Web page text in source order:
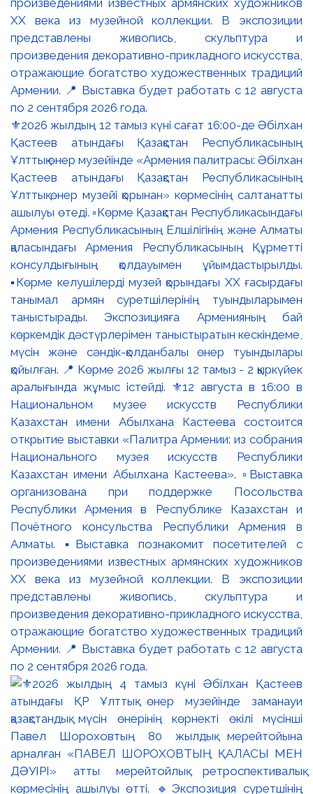
⚜️2026 жылдың 12 тамыз күні сағат 16:00-де Әбілхан
Қастеев атындағы Қазақстан Республикасының
Ұлттық өнер музейінде «Армения палитрасы: Әбілхан
Қастеев атындағы Қазақстан Республикасының
Ұлттық өнер музейі қорынан» көрмесінің салтанатты
ашылуы өтеді. ▫️Көрме Қазақстан Республикасындағы
Армения Республикасының Елшілігінің және Алматы
қаласындағы Армения Республикасының Құрметті
консулдығының қолдауымен ұйымдастырылды.
▪️Көрме келушілерді музей қорындағы ХХ ғасырдағы
танымал армян суретшілерінің туындыларымен
таныстырады. Экспозицияға Арменияның бай
көркемдік дәстүрлерімен таныстыратын кескіндеме,
мүсін және сәндік-қолданбалы өнер туындылары
қойылған. 📍 Көрме 2026 жылғы 12 тамыз - 2 қыркүйек
аралығында жұмыс істейді. ⚜️12 августа в 16:00 в
Национальном музее искусств Республики
Казахстан имени Абылхана Кастеева состоится
открытие выставки «Палитра Армении: из собрания
Национального музея искусств Республики
Казахстан имени Абылхана Кастеева». ▫️Выставка
организована при поддержке Посольства
Республики Армения в Республике Казахстан и
Почётного консульства Республики Армения в
Алматы. ▪️Выставка познакомит посетителей с
произведениями известных армянских художников
XX века из музейной коллекции. В экспозиции
представлены живопись, скульптура и
произведения декоративно-прикладного искусства,
отражающие богатство художественных традиций
Армении. 📍 Выставка будет работать с 12 августа
по 2 сентября 2026 года.